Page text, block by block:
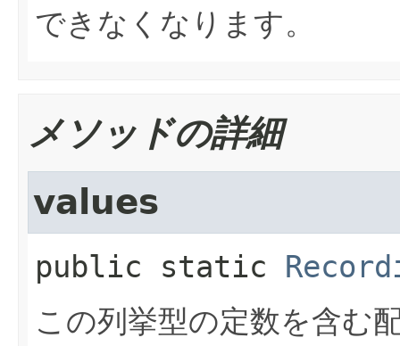
できなくなります。
メソッドの詳細
values
public static
この列挙型の定数を含む